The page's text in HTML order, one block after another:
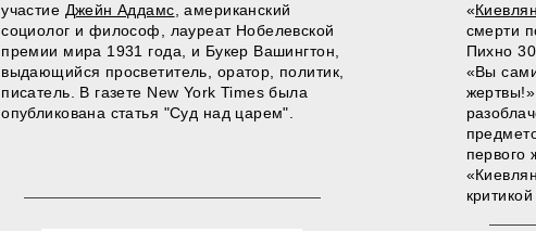
участие Джейн Аддамс , американский
социолог и философ, лауреат Нобелевской
премии мира 1931 года, и Букер Вашингтон,
выдающийся просветитель, оратор, политик,
писатель. В газете New York Times была
опубликована статья "Суд над царем".
«
смерти
Пихно
«Вы
жертвы!»
первого